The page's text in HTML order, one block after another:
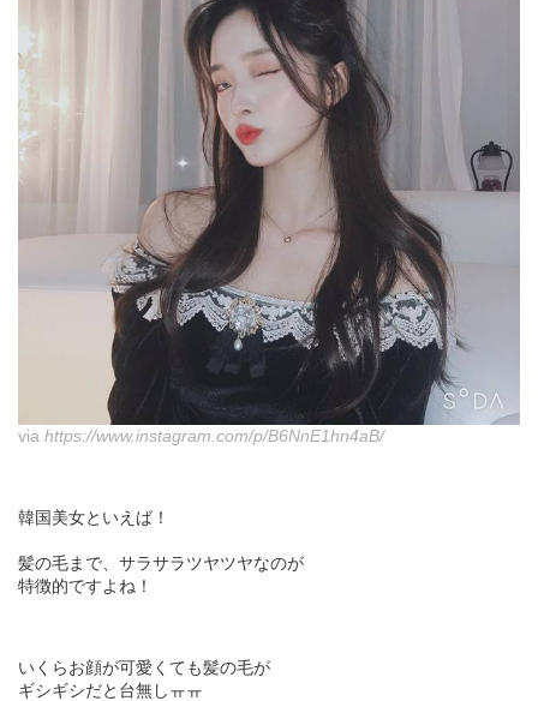
via https://www.instagram.com/p/B6NnE1hn4aB/
韓国美女といえば！
髪の毛まで、サラサラツヤツヤなのが
特徴的ですよね！
いくらお顔が可愛くても髪の毛が
ギシギシだと台無しㅠㅠ